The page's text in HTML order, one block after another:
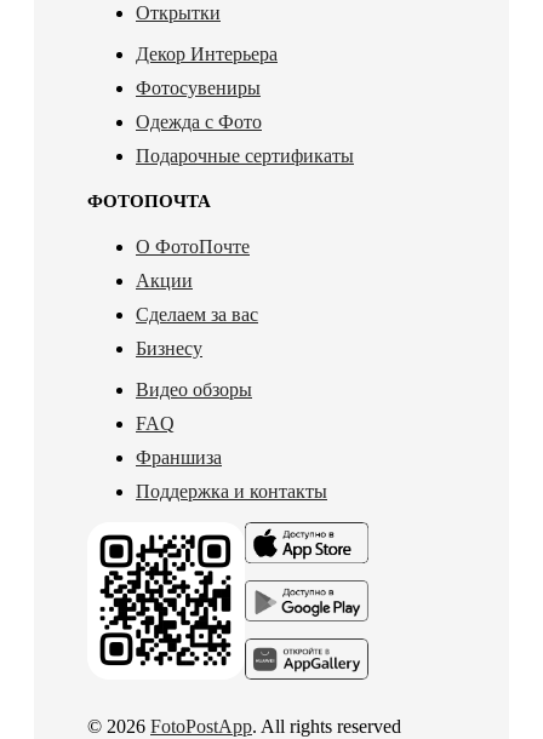
Открытки
Декор Интерьера
Фотосувениры
Одежда с Фото
Подарочные сертификаты
ФОТОПОЧТА
О ФотоПочте
Акции
Сделаем за вас
Бизнесу
Видео обзоры
FAQ
Франшиза
Поддержка и контакты
© 2026 FotoPostApp. All rights reserved